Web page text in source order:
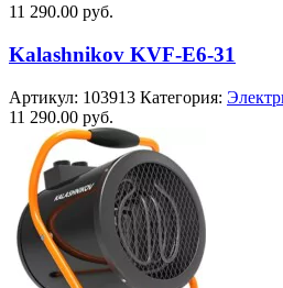
11 290.00 руб.
Kalashnikov KVF-E6-31
Артикул: 103913 Категория:
11 290.00 руб.